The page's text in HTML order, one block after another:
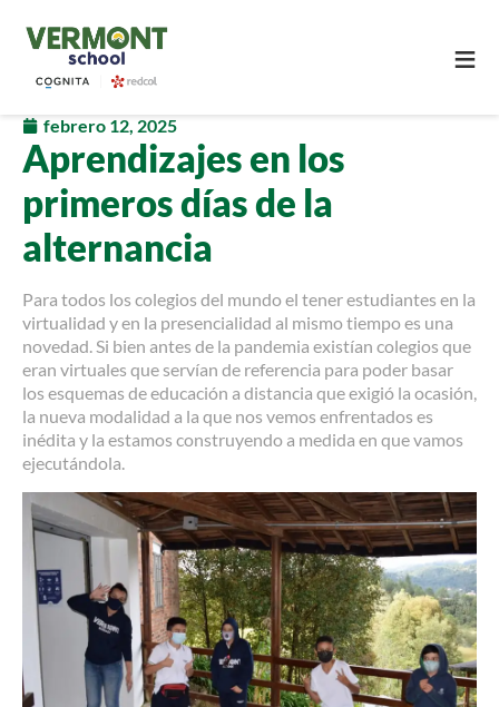
≡
febrero 12, 2025
Aprendizajes en los
primeros días de la
alternancia
Para todos los colegios del mundo el tener estudiantes en la
virtualidad y en la presencialidad al mismo tiempo es una
novedad. Si bien antes de la pandemia existían colegios que
eran virtuales que servían de referencia para poder basar
los esquemas de educación a distancia que exigió la ocasión,
la nueva modalidad a la que nos vemos enfrentados es
inédita y la estamos construyendo a medida en que vamos
ejecutándola.